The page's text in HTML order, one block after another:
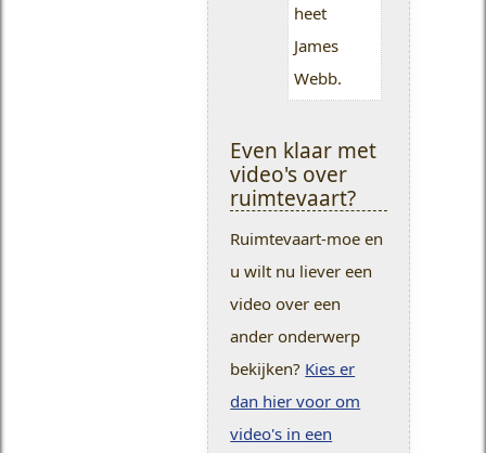
heet
James
Webb.
Even klaar met
video's over
ruimtevaart?
Ruimtevaart-moe en
u wilt nu liever een
video over een
ander onderwerp
bekijken? Kies er
dan hier voor om
video's in een